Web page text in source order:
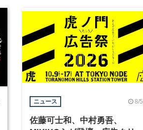
ニュース 8/5
佐藤可士和、中村勇吾、